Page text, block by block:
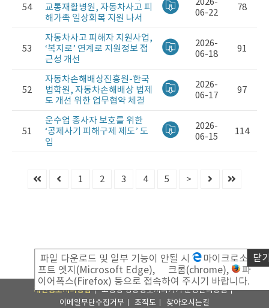
54
교통재활병원, 자동차사고 피
해가족 일상회복 지원 나서
06-22
78
53
자동차사고 피해자 지원사업,
‘복지로’ 연계로 지원정보 접
근성 개선
2026-
06-18
91
52
자동차손해배상진흥원-한국
법학원, 자동차손해배상 법제
도 개선 위한 업무협약 체결
2026-
06-17
97
51
운수업 종사자 보호를 위한
‘공제사기 피해구제 제도’ 도
입
2026-
06-15
114
1 2 3 4 5 >
파일 다운로드 및 일부 기능이 안될 시
마이크로소
프트 엣지(Microsoft Edge),
크롬(chrome),
파
이어폭스(Firefox) 등으로 접속하여 주시기 바랍니다.
닫
개인정보처리방침
고정형 영상정보처리기기 운영관리방침
이메일무단수집거부
조직도 찾아오시는길